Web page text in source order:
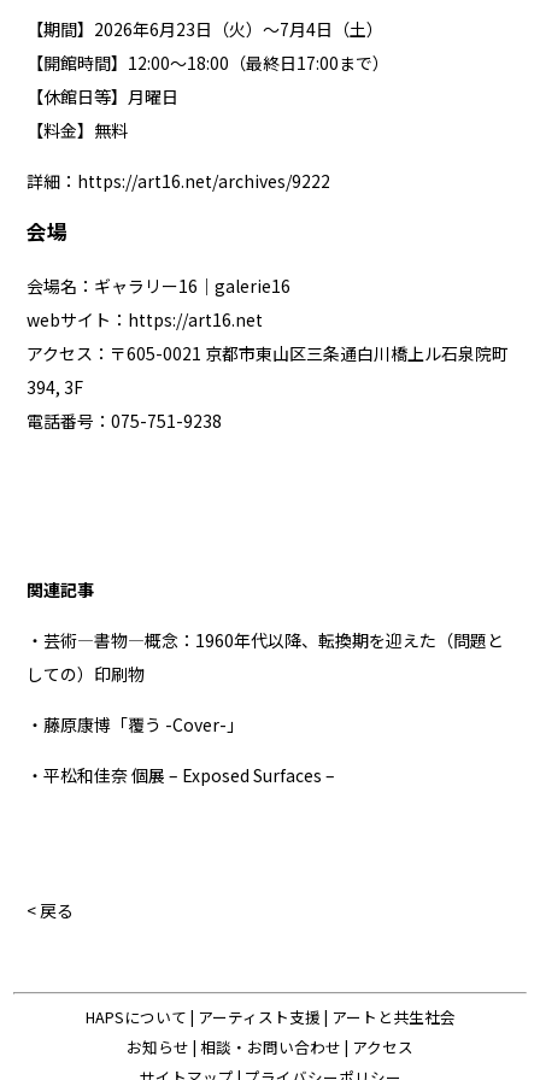
【期間】2026年6月23日（火）〜7月4日（土）
【開館時間】12:00〜18:00（最終日17:00まで）
【休館日等】月曜日
【料金】無料
詳細： https://art16.net/archives/9222
会場
会場名：ギャラリー16｜galerie16
webサイト： https://art16.net
アクセス：〒605-0021 京都市東山区三条通白川橋上ル石泉院町
394, 3F
電話番号：075-751-9238
関連記事
・芸術—書物—概念：1960年代以降、転換期を迎えた（問題と
しての）印刷物
・藤原康博「覆う -Cover-」
・平松和佳奈 個展 – Exposed Surfaces –
< 戻る
HAPSについて | アーティスト支援 | アートと共生社会
お知らせ | 相談・お問い合わせ | アクセス